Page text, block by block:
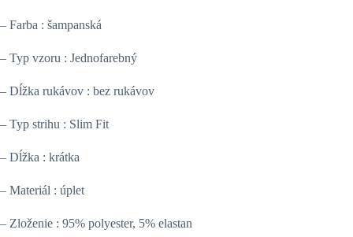
– Farba : šampanská
– Typ vzoru : Jednofarebný
– Dĺžka rukávov : bez rukávov
– Typ strihu : Slim Fit
– Dĺžka : krátka
– Materiál : úplet
– Zloženie : 95% polyester, 5% elastan